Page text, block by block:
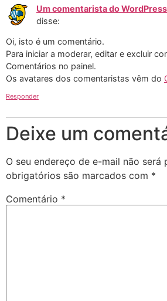
Um comentarista do WordPress
disse:
Oi, isto é um comentário.
Para iniciar a moderar, editar e excluir
Comentários no painel.
Os avatares dos comentaristas vêm do
Responder
Deixe um
O seu endereço de e-mail não será
obrigatórios são marcados com *
Comentário *